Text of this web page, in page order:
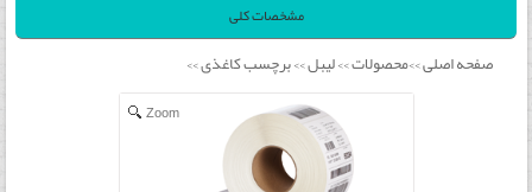
مشخصات کلی
صفحه اصلی>>محصولات>>لیبل>>برچسب کاغذی>>
Zoom